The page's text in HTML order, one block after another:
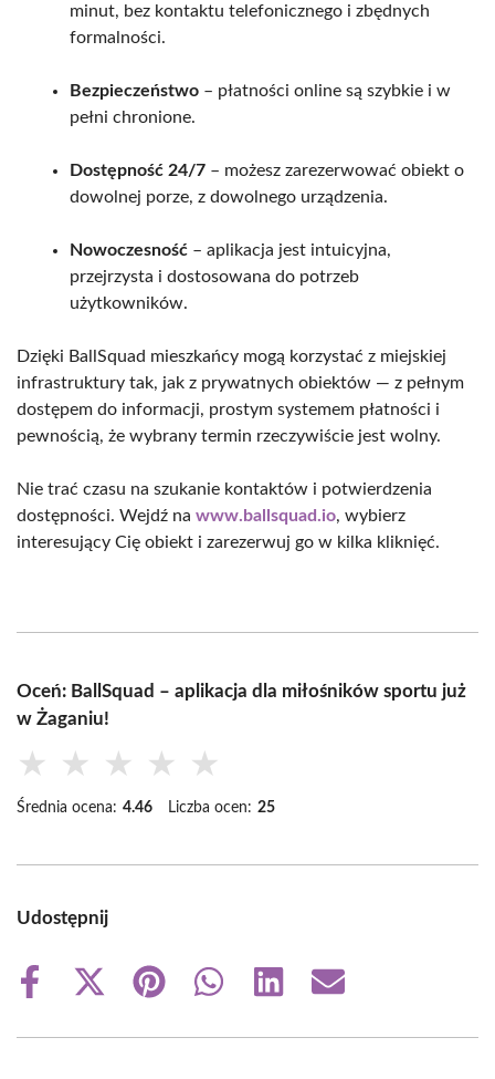
minut, bez kontaktu telefonicznego i zbędnych
formalności.
Bezpieczeństwo – płatności online są szybkie i w
pełni chronione.
Dostępność 24/7 – możesz zarezerwować obiekt o
dowolnej porze, z dowolnego urządzenia.
Nowoczesność – aplikacja jest intuicyjna,
przejrzysta i dostosowana do potrzeb
użytkowników.
Dzięki BallSquad mieszkańcy mogą korzystać z miejskiej
infrastruktury tak, jak z prywatnych obiektów — z pełnym
dostępem do informacji, prostym systemem płatności i
pewnością, że wybrany termin rzeczywiście jest wolny.
Nie trać czasu na szukanie kontaktów i potwierdzenia
dostępności. Wejdź na www.ballsquad.io, wybierz
interesujący Cię obiekt i zarezerwuj go w kilka kliknięć.
Oceń: BallSquad – aplikacja dla miłośników sportu już
w Żaganiu!
★ ★ ★ ★ ★
Średnia ocena: 4.46 Liczba ocen: 25
Udostępnij
Share
Share
(Twitter)
Share
Share
Share
Share